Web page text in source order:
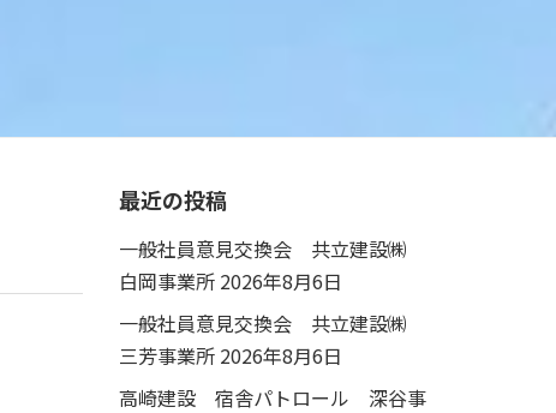
最近の投稿
一般社員意見交換会 共立建設㈱
白岡事業所 2026年8月6日
一般社員意見交換会 共立建設㈱
三芳事業所 2026年8月6日
高崎建設 宿舎パトロール 深谷事